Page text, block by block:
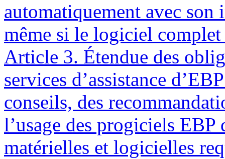
automatiquement avec
même si le logiciel
Article 3. Étendue des
services d’assistance
conseils, des
l’usage des progiciels
matérielles et logicielles